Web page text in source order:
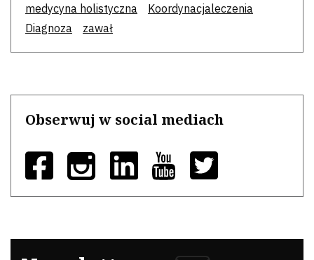
medycyna holistyczna
Koordynacjaleczenia
Diagnoza
zawał
Obserwuj w social mediach